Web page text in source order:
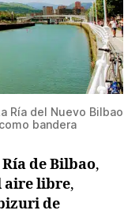
Ría del Nuevo Bilbao
bandera
de Bilbao,
aire libre,
de